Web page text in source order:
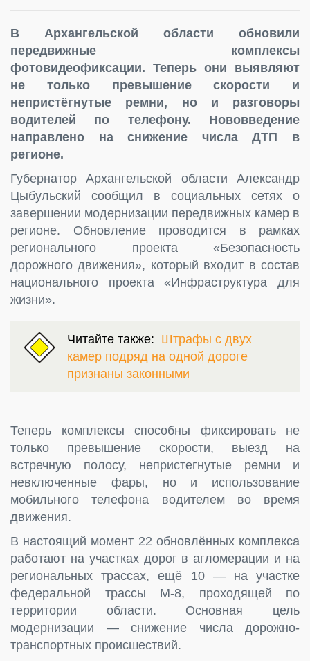
В Архангельской области обновили
передвижные комплексы
фотовидеофиксации. Теперь они выявляют
не только превышение скорости и
непристёгнутые ремни, но и разговоры
водителей по телефону. Нововведение
направлено на снижение числа ДТП в
регионе.
Губернатор Архангельской области Александр
Цыбульский сообщил в социальных сетях о
завершении модернизации передвижных камер в
регионе. Обновление проводится в рамках
регионального проекта «Безопасность
дорожного движения», который входит в состав
национального проекта «Инфраструктура для
жизни».
Читайте также: Штрафы с двух
камер подряд на одной дороге
признаны законными
Теперь комплексы способны фиксировать не
только превышение скорости, выезд на
встречную полосу, непристегнутые ремни и
невключенные фары, но и использование
мобильного телефона водителем во время
движения.
В настоящий момент 22 обновлённых комплекса
работают на участках дорог в агломерации и на
региональных трассах, ещё 10 — на участке
федеральной трассы М-8, проходящей по
территории области. Основная цель
модернизации — снижение числа дорожно-
транспортных происшествий.